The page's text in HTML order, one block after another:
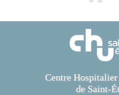
Centre
de Saint-